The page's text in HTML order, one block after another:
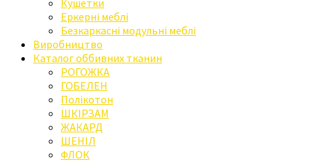
Кушетки
Еркерні меблі
Безкаркасні модульні меблі
Виробництво
Каталог оббивних тканин
РОГОЖКА
ГОБЕЛЕН
Полікотон
ШКІРЗАМ
ЖАКАРД
ШЕНІЛ
ФЛОК